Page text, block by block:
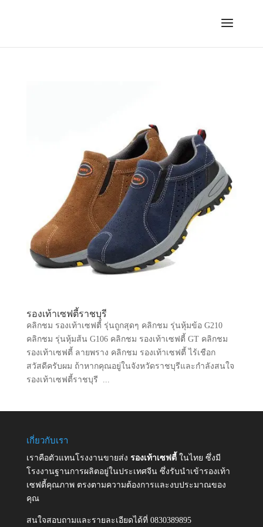
รองเท้าเซฟตี้ราชบุรี
คลิกชม รองเท้าเซฟตี้ รุ่นถูกสุดๆ คลิกชม รุ่นหุ้มข้อ G210
คลิกชม รุ่นหุ้มส้น G106 คลิกชม รองเท้าเซฟตี้ GT คลิกชม
รองเท้าเซฟตี้ ลายพราง คลิกชม รองเท้าเซฟตี้ ไร้เชือก
สวัสดีครับผม ถ้าหากคุณอยู่ในจังหวัดราชบุรีและกำลังสนใจ
รองเท้าเซฟตี้ราชบุรี ...
เกี่ยวกับเรา
เราคือตัวแทนโรงงานขายส่ง รองเท้าเซฟตี้ ในไทย ซึ่งมี
โรงงานฐานการผลิตอยู่ในประเทศจีน ซึ่งรับนำเข้ารองเท้า
เซฟตี้คุณภาพ ตรงตามความต้องการและงบประมาณของ
คุณ
สนใจสอบถามและรายละเอียดได้ที่ 0830389895